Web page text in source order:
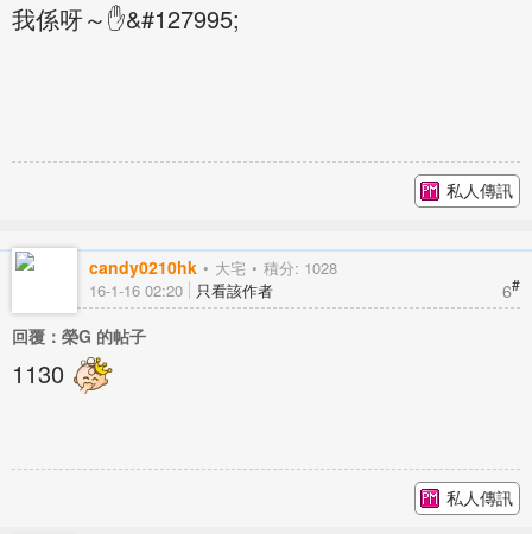
我係呀～✋&#127995;
私人傳訊
candy0210hk 大宅 積分: 1028
6#
16-1-16 02:20 只看該作者
回覆：榮G 的帖子
1130
私人傳訊